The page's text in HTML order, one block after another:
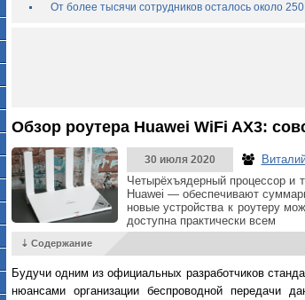
От более тысячи сотрудников осталось около
Обзор роутера Huawei WiFi AX3:
30 июля 2020
Четырёхъядерный процессор и
Huawei — обеспечивают
новые устройства к роутеру
доступна практически всем
⇣ Содержание
Будучи одним из официальных разработчиков
нюансами организации беспроводной передачи